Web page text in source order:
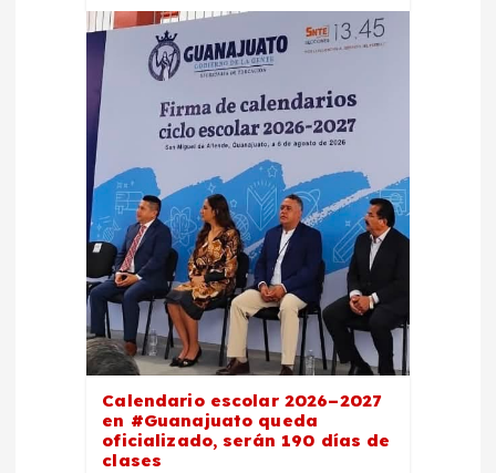
Calendario escolar 2026–2027
en #Guanajuato queda
oficializado, serán 190 días de
clases